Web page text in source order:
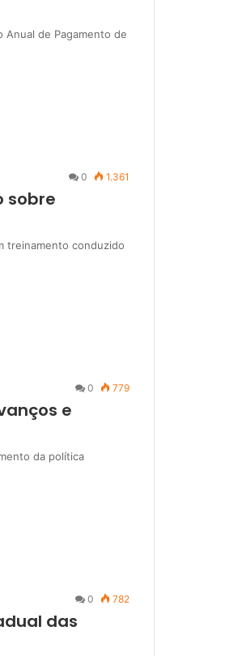
Anual de Pagamento de
0 1.361
sobre
treinamento conduzido
0 779
e
da política
0 782
das